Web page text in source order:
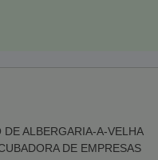
ALBERGARIA-A-VELHA
DE EMPRESAS